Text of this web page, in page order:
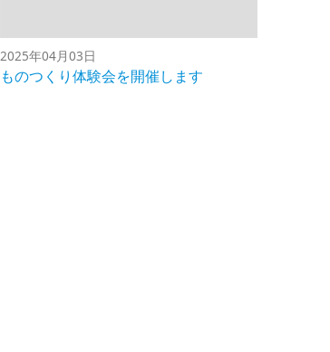
2025年04月03日
ものつくり体験会を開催します